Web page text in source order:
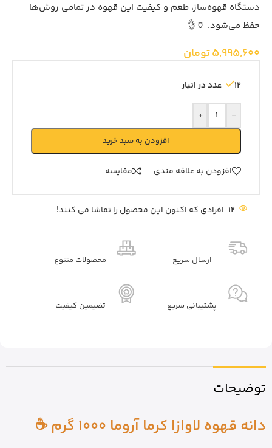
دستگاه قهوه‌ساز، طعم و کیفیت این قهوه در تمامی روش‌ها
حفظ می‌شود. 🏺👌
5,995,600تومان
12 عدد در انبار
-
+
افزودن به سبد خرید
افزودن به علاقه مندی مقايسه
12 افرادی که اکنون این محصول را تماشا می کنند!
ارسال سریع محصولات متنوع
پشتیبانی سریع تضیمین کیفیت
توضیحات
دانه قهوه لاوازا کرما آروما 1000 گرم ☕